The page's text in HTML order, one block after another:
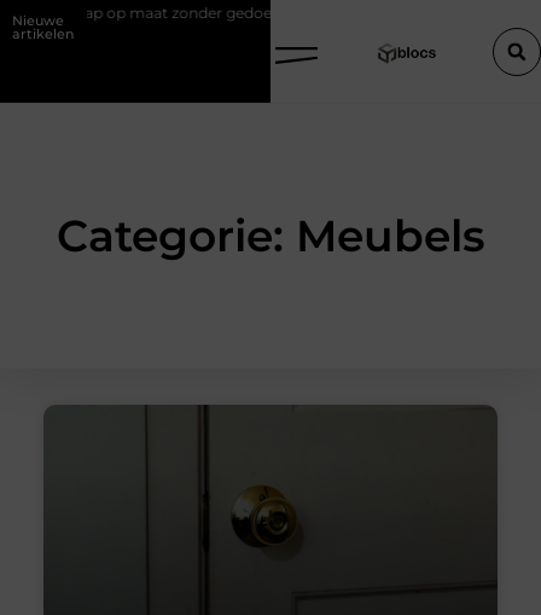
Nieuwe
artikelen
trap op maat zonder gedoe
Categorie: Meubels